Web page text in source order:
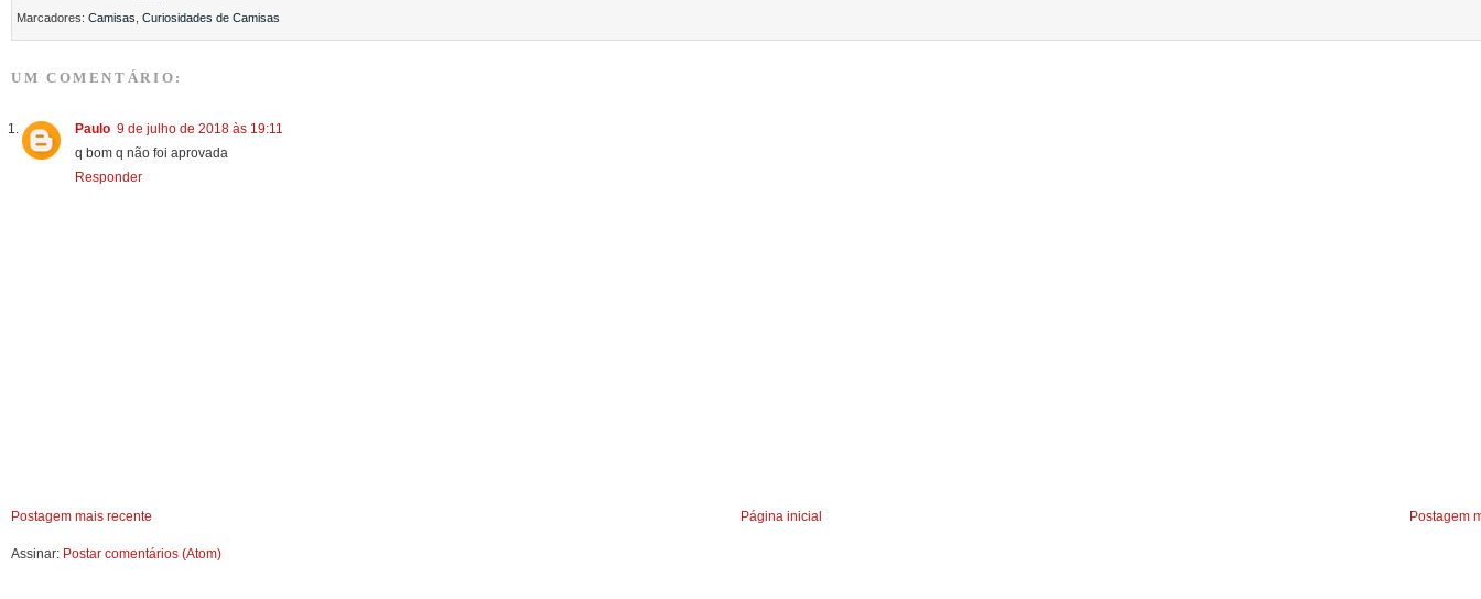
Marcadores: Camisas Curiosidades de Camisas
UM COMENTÁRIO:
Paulo 9 de julho de 2018 às 19:11
q bom q não foi aprovada
Responder
Postagem mais recente Postagem
Página inicial
Assinar: Postar comentários (Atom)